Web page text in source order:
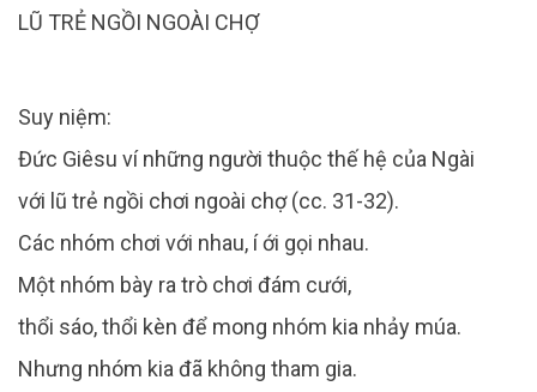
LŨ TRẺ NGỒI NGOÀI CHỢ
Suy niệm:
Đức Giêsu ví những người thuộc thế hệ của Ngài
với lũ trẻ ngồi chơi ngoài chợ (cc. 31-32).
Các nhóm chơi với nhau, í ới gọi nhau.
Một nhóm bày ra trò chơi đám cưới,
thổi sáo, thổi kèn để mong nhóm kia nhảy múa.
Nhưng nhóm kia đã không tham gia.